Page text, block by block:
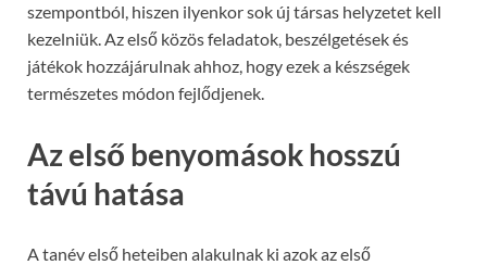
szempontból, hiszen ilyenkor sok új társas helyzetet kell
kezelniük. Az első közös feladatok, beszélgetések és
játékok hozzájárulnak ahhoz, hogy ezek a készségek
természetes módon fejlődjenek.
Az első benyomások hosszú
távú hatása
A tanév első heteiben alakulnak ki azok az első